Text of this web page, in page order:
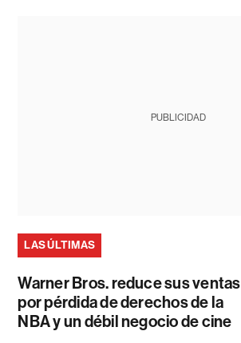
PUBLICIDAD
LAS ÚLTIMAS
Warner Bros. reduce sus ventas
por pérdida de derechos de la
NBA y un débil negocio de cine